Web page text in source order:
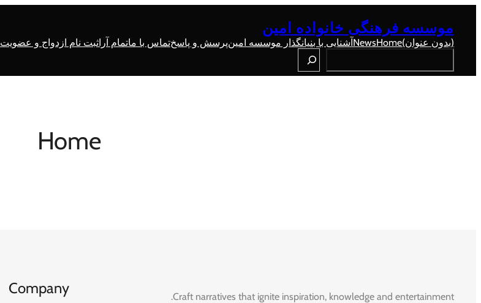
موسسه فرهنگی خانواده امین
(بدون عنوان)Home
Newsآشنایی با بنیانگذار موسسه امینپرسش و پاسختماس با ماتمام آراثبت نام ازدواج و عضویت
Search
Home
Craft narratives that ignite inspiration, knowledge and entertainment.
Company